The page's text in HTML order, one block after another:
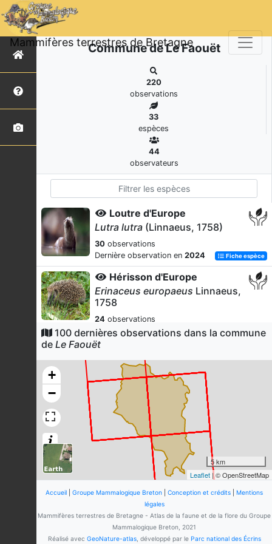
Mammifères terrestres de Bretagne
Commune de Le Faouët
220
observations
33
espèces
44
observateurs
Loutre d'Europe
Lutra lutra (Linnaeus, 1758)
30 observations
Dernière observation en 2024 Fiche espèce
Hérisson d'Europe
Erinaceus europaeus Linnaeus,
1758
24 observations
Dernière observation en 2020 Fiche espèce
Talpa europaea
17observations
Dernière observation en 2013
Lapin de garenne
Oryctolagus cuniculus(Linnaeus,
1758)
observations
Dernière observation en2019 Fiche espèce
Renard roux
Vulpes vulpes(Linnaeus, 1758)
observations
Dernière observation en
Fiche espèce
100 dernières observations dans la commune
de Le Faouët
+
−
5 km
Leaflet | © OpenStreetMap
Accueil Groupe Mammalogique Breton Conception et crédits
Mentions
légales
Mammifères terrestres de Bretagne - Atlas de la faune et de la flore du Groupe
Mammalogique Breton, 2021
Réalisé avec GeoNature-atlas, développé par le Parc national des Écrins